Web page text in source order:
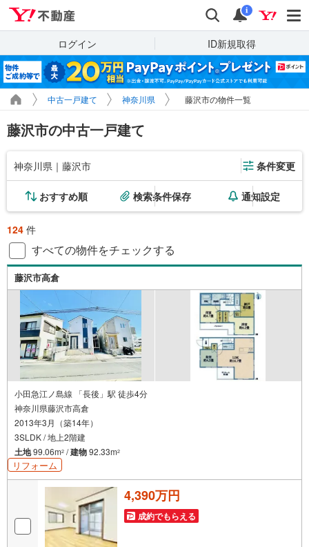
検索 通知
i
ログイン ID新規取得
中古一戸建て 神奈川県 藤沢市の物件一覧
藤沢市の中古一戸建て
神奈川県｜藤沢市 条件変更
おすすめ順 検索条件保存 通知設定
124 件
すべての物件をチェックする
藤沢市高倉
小田急江ノ島線 「長後」駅 徒歩4分
神奈川県藤沢市高倉
2013年3月（築14年）
3SLDK / 地上2階建
土地99.06m2 /建物92.33m2
リフォーム
4,390万円
成約でもらえる